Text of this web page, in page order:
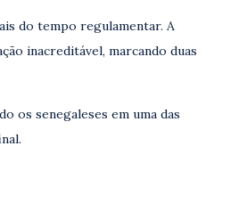
do tempo regulamentar. A
inacreditável, marcando duas
os senegaleses em uma das